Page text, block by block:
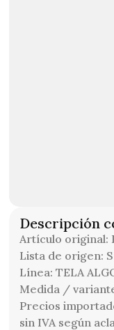
Descripción
Artículo original:
Lista de origen:
Línea: TELA
Medida /
Precios
sin IVA según